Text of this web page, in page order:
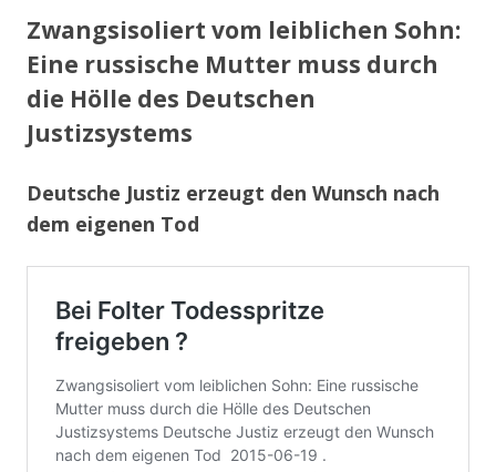
Zwangsisoliert vom leiblichen Sohn:
Eine russische Mutter muss durch
die Hölle des Deutschen
Justizsystems
Deutsche Justiz erzeugt den Wunsch nach
dem eigenen Tod